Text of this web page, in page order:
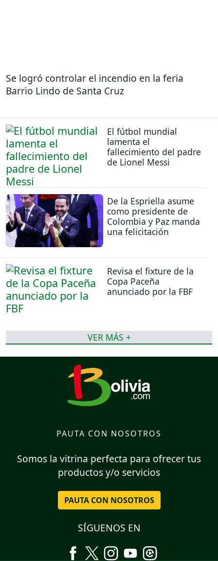
Se logró controlar el incendio en la feria
Barrio Lindo de Santa Cruz
El fútbol mundial
lamenta el
fallecimiento del padre
de Lionel Messi
De la Espriella asume
como presidente de
Colombia y Paz manda
una felicitación
Revisa el fixture de la
Copa Paceña
anunciado por la FBF
VER MÁS +
PAUTA CON NOSOTROS
Somos la vitrina perfecta para ofrecer tus
productos y/o servicios
PAUTA CON NOSOTROS
SÍGUENOS EN